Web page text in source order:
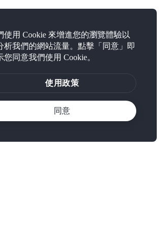
使用 Cookie 來增進您的瀏覽體驗以
析我們的網站流量。點擊「同意」即
您同意我們使用 Cookie。
使用政策
同意